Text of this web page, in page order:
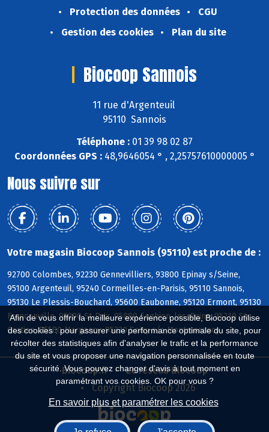
Afin de vous offrir la meilleure expérience possible, Biocoop utilise
des cookies : pour assurer une performance optimale du site, pour
récolter des statistiques afin d'analyser le trafic et la performance
du site et vous proposer une navigation personnalisée en toute
sécurité. Vous pouvez changer d'avis à tout moment en
paramétrant vos cookies. OK pour vous ?
En savoir plus et paramétrer les cookies
Protection des données
CGU
Gestion des cookies
Plan du site
Biocoop Sannois
11 rue d'Argenteuil
95110 Sannois
Téléphone : 01 39 98 02 87
Coordonnées GPS :48,9646054 ° , 2,25757610000005 °
Nous suivre sur
Votre magasin Biocoop Sannois (95110) est proche de :
92700 Colombes, 92230 Gennevilliers, 93800 Epinay s/Seine,
95100 Argenteuil, 95240 Cormeilles-en-Parisis, 95110 Sannois,
95130 Le Plessis-Bouchard, 95600 Eaubonne, 95120 Ermont, 95130
Franconville, 95390 St-Prix, 95880 Enghien-les-Bains, 95210 St-
Gratien, 95580 Margency, 95230 Soisy s/s Montmorency
Biocoop.fr
Le réseau Biocoop
Copyright Biocoop 2026